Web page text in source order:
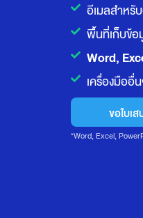
อีเมลสำหรั
พื้นที่เก็บข้อ
Word,
เครื่องมืออื่
ขอใบเ
*Word, Excel,